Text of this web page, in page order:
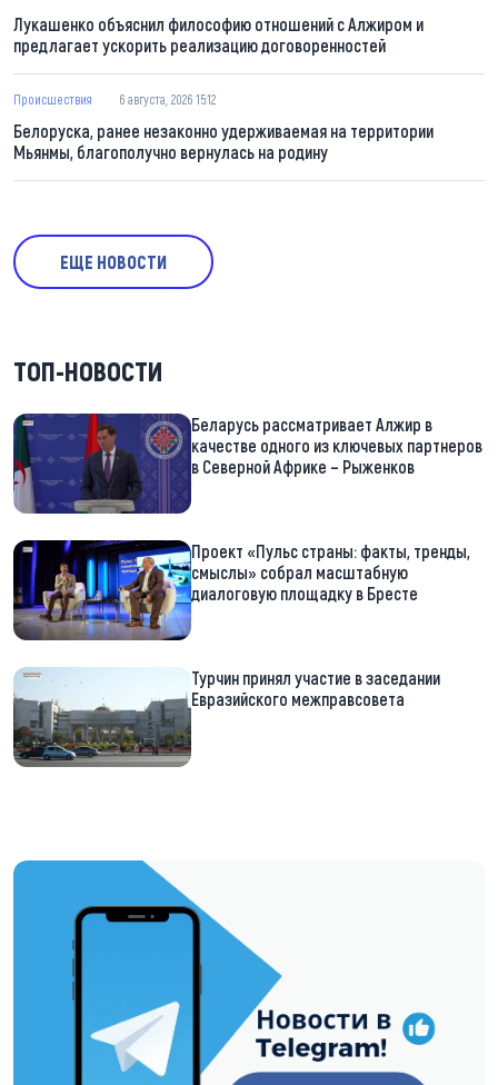
Лукашенко объяснил философию отношений с Алжиром и
предлагает ускорить реализацию договоренностей
Происшествия 6 августа, 2026 15:12
Белоруска, ранее незаконно удерживаемая на территории
Мьянмы, благополучно вернулась на родину
ЕЩЕ НОВОСТИ
ТОП-НОВОСТИ
Беларусь рассматривает Алжир в
качестве одного из ключевых партнеров
в Северной Африке – Рыженков
Проект «Пульс страны: факты, тренды,
смыслы» собрал масштабную
диалоговую площадку в Бресте
Турчин принял участие в заседании
Евразийского межправсовета
https://t.me/minskctvby